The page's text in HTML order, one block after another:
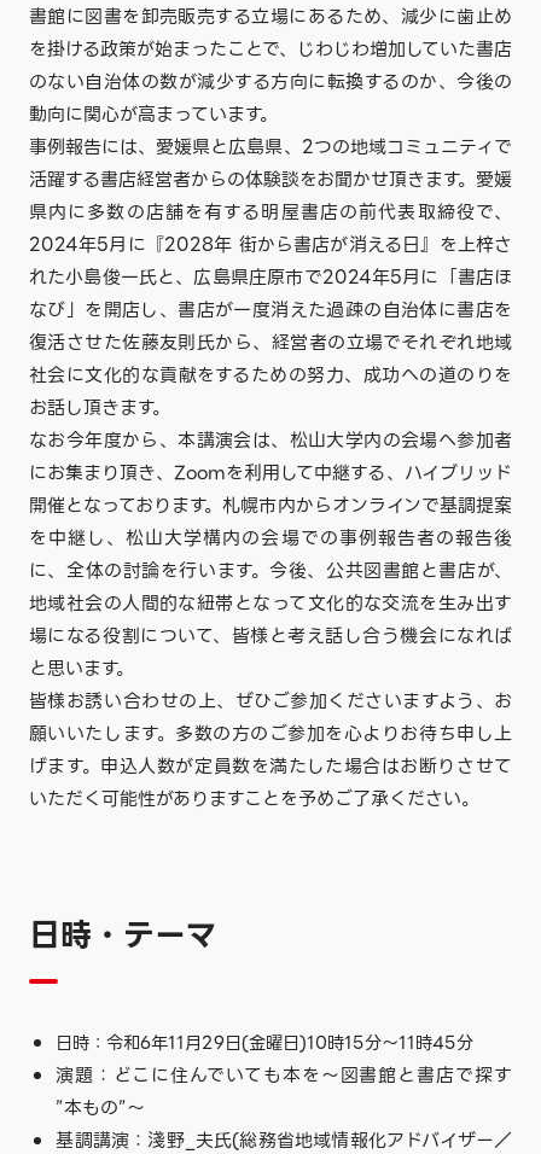
書館に図書を卸売販売する立場にあるため、減少に歯止め
を掛ける政策が始まったことで、じわじわ増加していた書店
のない自治体の数が減少する方向に転換するのか、今後の
動向に関心が高まっています。
事例報告には、愛媛県と広島県、2つの地域コミュニティで
活躍する書店経営者からの体験談をお聞かせ頂きます。愛媛
県内に多数の店舗を有する明屋書店の前代表取締役で、
2024年5月に『2028年 街から書店が消える日』を上梓さ
れた小島俊一氏と、広島県庄原市で2024年5月に「書店ほ
なび」を開店し、書店が一度消えた過疎の自治体に書店を
復活させた佐藤友則氏から、経営者の立場でそれぞれ地域
社会に文化的な貢献をするための努力、成功への道のりを
お話し頂きます。
なお今年度から、本講演会は、松山大学内の会場へ参加者
にお集まり頂き、Zoomを利用して中継する、ハイブリッド
開催となっております。札幌市内からオンラインで基調提案
を中継し、松山大学構内の会場での事例報告者の報告後
に、全体の討論を行います。今後、公共図書館と書店が、
地域社会の人間的な紐帯となって文化的な交流を生み出す
場になる役割について、皆様と考え話し合う機会になれば
と思います。
皆様お誘い合わせの上、ぜひご参加くださいますよう、お
願いいたします。多数の方のご参加を心よりお待ち申し上
げます。申込人数が定員数を満たした場合はお断りさせて
いただく可能性がありますことを予めご了承ください。
日時・テーマ
日時：令和6年11月29日(金曜日)10時15分～11時45分
演題：どこに住んでいても本を～図書館と書店で探す
”本もの”～
基調講演：淺野_夫氏(総務省地域情報化アドバイザー／